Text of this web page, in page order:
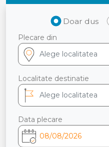
Doar dus
Plecare din
Localitate destinatie
Data plecare